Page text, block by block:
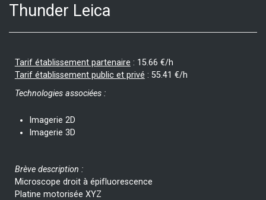
Thunder Leica
Tarif établissement partenaire : 15.66 €/h
Tarif établissement public et privé : 55.41 €/h
Technologies associées :
Imagerie 2D
Imagerie 3D
Brève description :
Microscope droit à épifluorescence
Platine motorisée XYZ